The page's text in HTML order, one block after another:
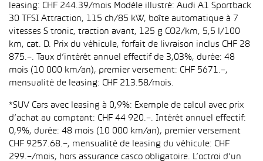
leasing: CHF 244.39/mois Modèle illustré: Audi A1 Sportback
30 TFSI Attraction, 115 ch/85 kW, boîte automatique à 7
vitesses S tronic, traction avant, 125 g CO2/km, 5,5 l/100
km, cat. D. Prix du véhicule, forfait de livraison inclus CHF 28
875.–. Taux d’intérêt annuel effectif de 3,03%, durée: 48
mois (10 000 km/an), premier versement: CHF 5671.–,
mensualité de leasing: CHF 213.58/mois.
*SUV Cars avec leasing à 0,9%: Exemple de calcul avec prix
d’achat au comptant: CHF 44 920.–. Intérêt annuel effectif:
0,9%, durée: 48 mois (10 000 km/an), premier versement
CHF 9257.68.–, mensualité de leasing du véhicule: CHF
299.–/mois, hors assurance casco obligatoire. L’octroi d’un